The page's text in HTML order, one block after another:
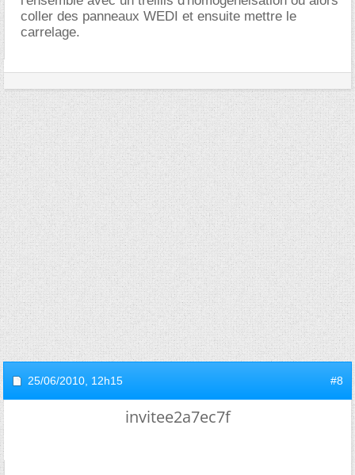
coller des panneaux WEDI et ensuite mettre le
carrelage.
25/06/2010, 12h15 #8
invitee2a7ec7f